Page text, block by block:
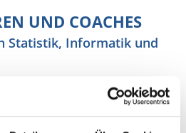
UND COACHES
Statistik, Informatik und